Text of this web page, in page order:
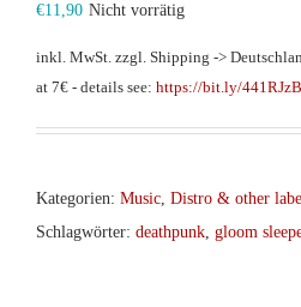
€11,90 Nicht vorrätig
inkl. MwSt. zzgl. Shipping ->
at 7€ - details see: https://bit.ly/441RJzB
Kategorien: Music Distro & other
Schlagwörter: deathpunk gloom